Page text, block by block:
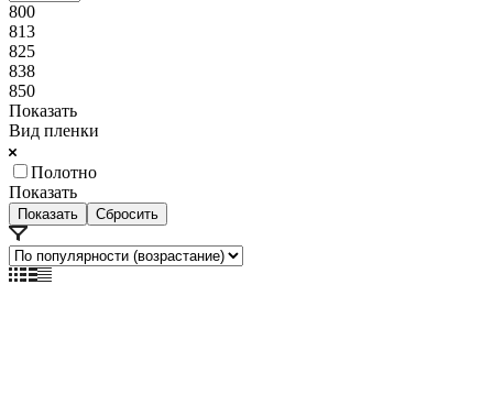
800
813
825
838
850
Показать
Вид пленки
Полотно
Показать
Сбросить